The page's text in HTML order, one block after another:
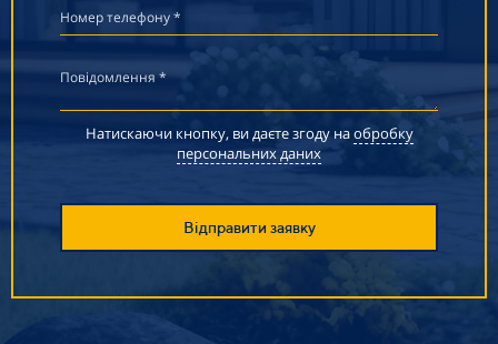
Номер телефону *
Повідомлення *
Натискаючи кнопку, ви даєте згоду наобробку
персональних даних
Відправити заявку